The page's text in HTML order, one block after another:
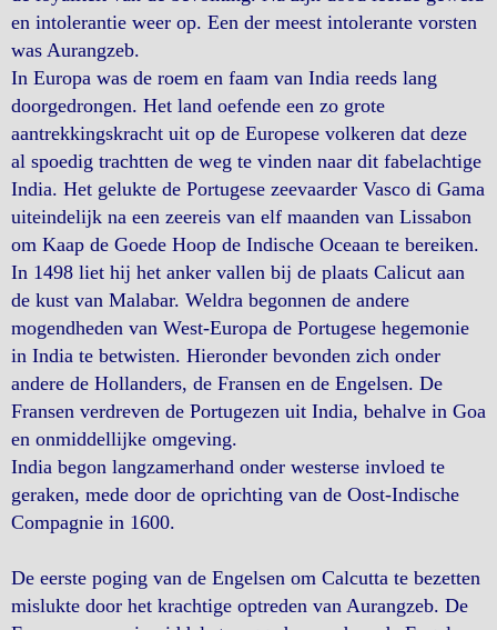
en intolerantie weer op. Een der meest intolerante vorsten
was Aurangzeb.
In Europa was de roem en faam van India reeds lang
doorgedrongen. Het land oefende een zo grote
aantrekkingskracht uit op de Europese volkeren dat deze
al spoedig trachtten de weg te vinden naar dit fabelachtige
India. Het gelukte de Portugese zeevaarder Vasco di Gama
uiteindelijk na een zeereis van elf maanden van Lissabon
om Kaap de Goede Hoop de Indische Oceaan te bereiken.
In 1498 liet hij het anker vallen bij de plaats Calicut aan
de kust van Malabar. Weldra begonnen de andere
mogendheden van West-Europa de Portugese hegemonie
in India te betwisten. Hieronder bevonden zich onder
andere de Hollanders, de Fransen en de Engelsen. De
Fransen verdreven de Portugezen uit India, behalve in Goa
en onmiddellijke omgeving.
India begon langzamerhand onder westerse invloed te
geraken, mede door de oprichting van de Oost-Indische
Compagnie in 1600.
De eerste poging van de Engelsen om Calcutta te bezetten
mislukte door het krachtige optreden van Aurangzeb. De